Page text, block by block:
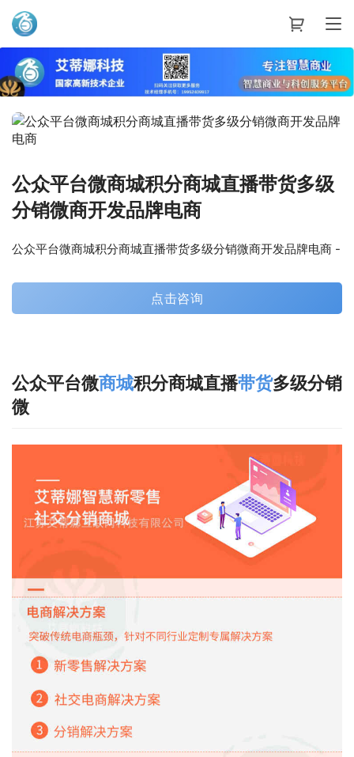
艾蒂娜科技
公众平台微商城积分商城直播带货多级
分销微商开发品牌电商
公众平台微商城积分商城直播带货多级分销微商开发品牌电商 -
点击咨询
公众平台微商城积分商城直播带货多级分销
微